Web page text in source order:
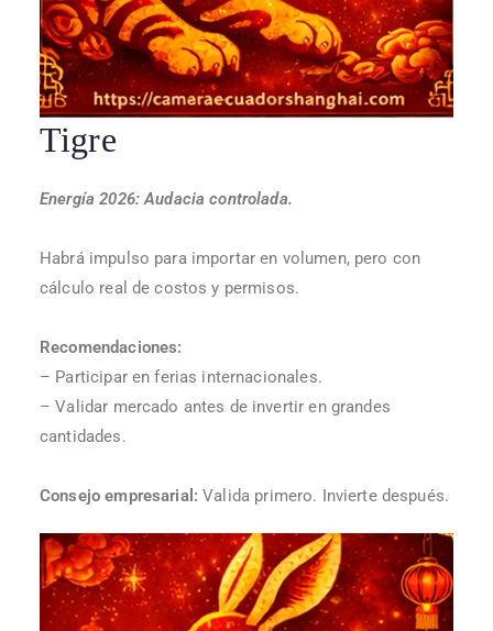
Tigre
Energía 2026: Audacia controlada.
Habrá impulso para importar en volumen, pero con
cálculo real de costos y permisos.
Recomendaciones:
– Participar en ferias internacionales.
– Validar mercado antes de invertir en grandes
cantidades.
Consejo empresarial: Valida primero. Invierte después.